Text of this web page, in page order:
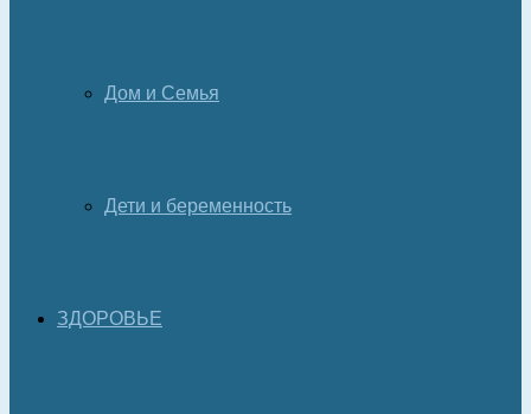
Дом и Семья
Дети и беременность
ЗДОРОВЬЕ